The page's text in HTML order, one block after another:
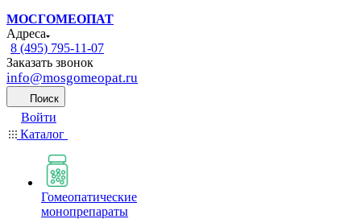
МОСГОМЕОПАТ
Адреса
8 (495) 795-11-07
Заказать звонок
info@mosgomeopat.ru
Поиск
Войти
Каталог
Гомеопатические
монопрепараты